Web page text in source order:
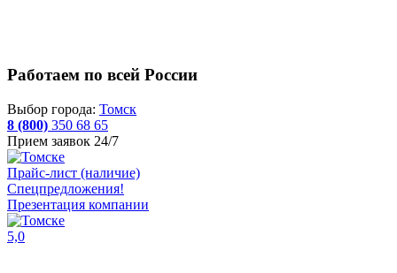
Работаем по всей России
Выбор города: Томск
8 (800) 350 68 65
Прием заявок 24/7
Прайс-лист (наличие)
Спецпредложения!
Презентация компании
5,0